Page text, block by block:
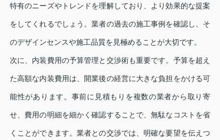
特有のニーズやトレンドを理解しており、より効果的な提案
をしてくれるでしょう。業者の過去の施工事例を確認し、そ
のデザインセンスや施工品質を見極めることが大切です。
次に、内装費用の予算管理と交渉術も重要です。予算を超え
た高額な内装費用は、開業後の経営に大きな負担をかける可
能性があります。事前に見積もりを複数の業者から取り寄
せ、費用の明細を細かく確認することで、無駄なコストを省
くことができます。業者との交渉では、明確な要望を伝えつ